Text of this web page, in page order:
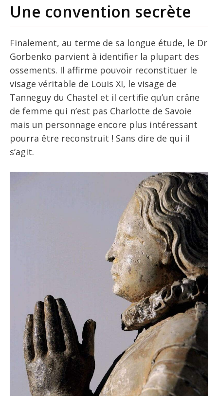
Une convention secrète
Finalement, au terme de sa longue étude, le Dr
Gorbenko parvient à identifier la plupart des
ossements. Il affirme pouvoir reconstituer le
visage véritable de Louis XI, le visage de
Tanneguy du Chastel et il certifie qu’un crâne
de femme qui n’est pas Charlotte de Savoie
mais un personnage encore plus intéressant
pourra être reconstruit ! Sans dire de qui il
s’agit.